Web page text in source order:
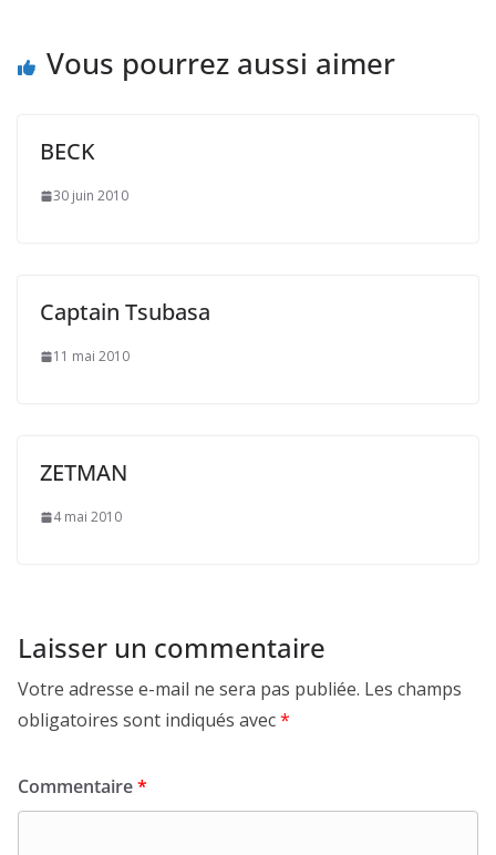
Vous pourrez aussi aimer
BECK
30 juin 2010
Captain Tsubasa
11 mai 2010
ZETMAN
4 mai 2010
Laisser un commentaire
Votre adresse e-mail ne sera pas publiée. Les champs
obligatoires sont indiqués avec*
Commentaire*